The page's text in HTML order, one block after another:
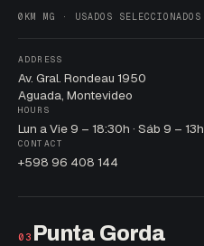
0KM MG · USADOS SELECCIONADOS
ADDRESS
Av. Gral. Rondeau 1950
Aguada, Montevideo
HOURS
Lun a Vie 9 – 18:30h · Sáb 9 – 13h
CONTACT
+598 96 408 144
03 Punta Gorda